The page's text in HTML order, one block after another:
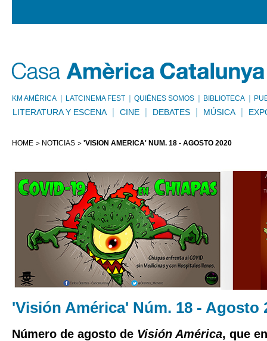
KM AMÈRICA LATCINEMA FEST QUIÉNES SOMOS BIBLIOTECA
LITERATURA Y ESCENA CINE DEBATES MÚSICA
HOME NOTICIAS 'VISIÓN AMÉRICA' NÚM. 18 - AGOSTO 2020
'Visión América' Núm. 18 - Agosto
Número de agosto de Visión América, que